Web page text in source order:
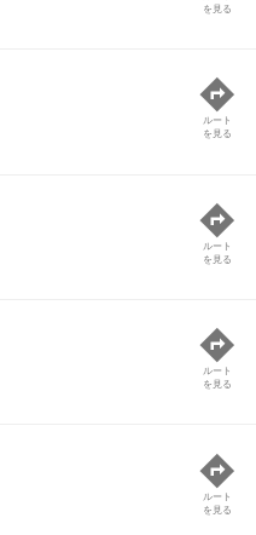
を見る
ルート
を見る
ルート
を見る
ルート
を見る
ルート
を見る